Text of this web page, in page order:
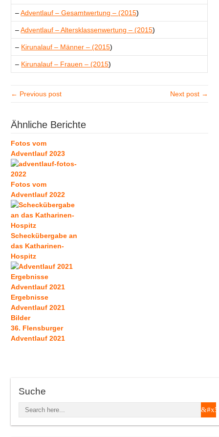
–Adventlauf – Gesamtwertung – (2015)
–Adventlauf – Altersklassenwertung – (2015)
– Kirunalauf – Männer – (2015)
– Kirunalauf – Frauen – (2015)
← Previous post Next post →
Ähnliche Berichte
Fotos vom
Adventlauf 2023
Fotos vom
Adventlauf 2022
Scheckübergabe an
das Katharinen-
Hospitz
Adventlauf 2021
Ergebnisse
Adventlauf 2021
Bilder
36. Flensburger
Adventlauf 2021
Suche